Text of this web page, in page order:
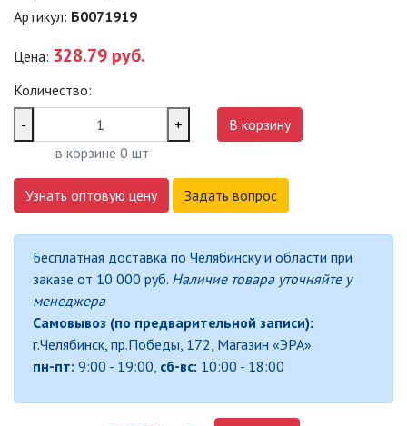
САДОВЫЕ ФАСАДНЫЕ
СВЕТИЛЬНИКИ ДЛЯ РОСТА
РАСТЕНИЙ (ФИТОСВЕТИЛЬНИКИ)
ЭЛЕКТРОМОНТАЖА
ДАТЧИКИ ДВИЖЕНИЯ И
ФОТОРЕЛЕ
Артикул: Б0071919
Цена: 328.79 руб.
Количество:
-
+
в корзине 0 шт
В корзину
Узнать оптовую цену Задать вопрос
Бесплатная доставка по Челябинску и области при
заказе от 10 000 руб. Наличие товара уточняйте у
менеджера
Самовывоз (по предварительной записи):
г.Челябинск, пр.Победы, 172, Магазин «ЭРА»
пн-пт: 9:00 - 19:00, сб-вс: 10:00 - 18:00